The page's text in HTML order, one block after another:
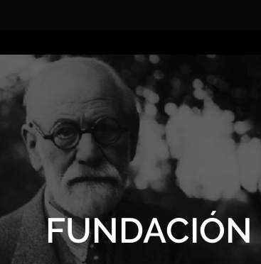
FUNDACIÓN